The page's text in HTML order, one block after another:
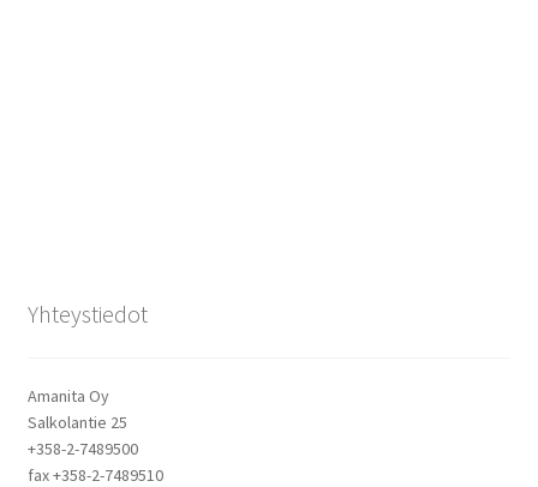
Yhteystiedot
Amanita Oy
Salkolantie 25
+358-2-7489500
fax +358-2-7489510